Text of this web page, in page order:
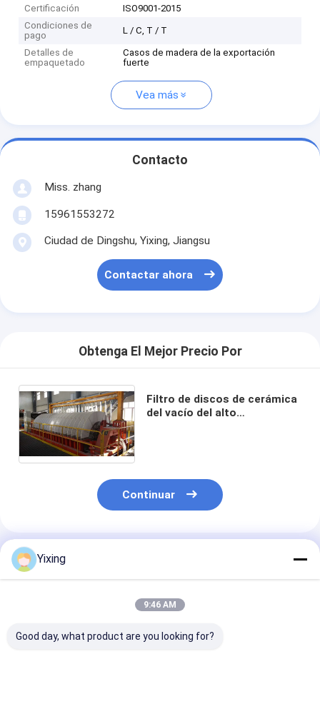
Certificación
ISO9001-2015
Condiciones de
pago
L / C, T / T
Detalles de
empaquetado
Casos de madera de la exportación
fuerte
Vea más
Contacto
Miss. zhang
15961553272
Ciudad de Dingshu, Yixing, Jiangsu
Contactar ahora
Obtenga El Mejor Precio Por
Filtro de discos de cerámica
del vacío del alto
Continuar
Productos Recomendados
Yixing
9:46 AM
Good day, what product are you looking for?